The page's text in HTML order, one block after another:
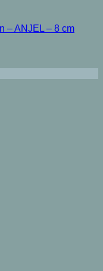
– ANJEL – 8 cm